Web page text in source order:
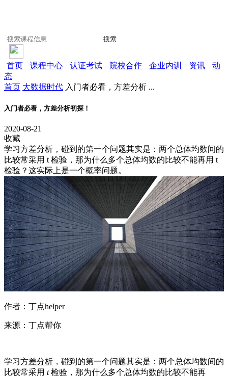
搜索
首页 课程中心 认证考试 院校合作 企业内训 资讯
动
态
首页 大数据时代 入门者必看，方差分析 ...
入门者必看，方差分析初探！
2020-08-21
收藏
学习方差分析，碰到的第一个问题其实是：两个总体均数间的
比较常采用 t 检验，那为什么多个总体均数的比较不能再用 t
检验？这实际上是一个概率问题。
作者：丁点helper
来源：丁点帮你
学习方差分析 ，碰到的第一个问题其实是：两个总体均数间的
比较常采用 t检验，那为什么多个总体均数的比较不能再